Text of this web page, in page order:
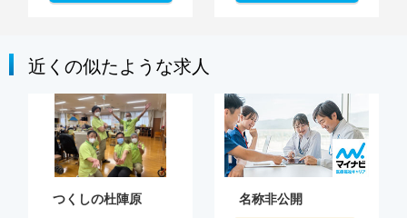
近くの似たような求人
つくしの杜陣原 名称非公開